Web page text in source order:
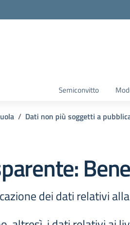
Semiconvitto
Dati non più soggetti a
dei dati relativi